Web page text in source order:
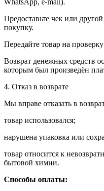
Предоставьте чек или
покупку.
Передайте товар на проверку
Возврат денежных средств
которым был произведён
4. Отказ в возврате
Мы вправе отказать в
товар использовался;
нарушена упаковка или
товар относится к
бытовой химии.
Способы оплаты: